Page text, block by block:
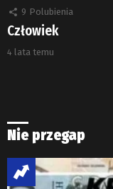
9 Polubienia
Człowiek
4 lata temu
Nie przegap